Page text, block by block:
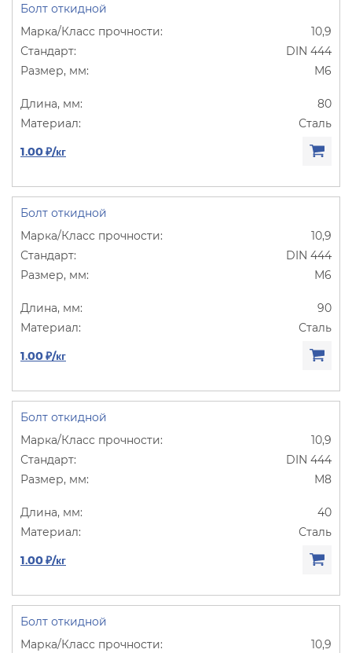
Болт откидной
10,9
DIN 444
М6
80
Сталь
1.00 ₽/кг
Болт откидной
10,9
DIN 444
М6
90
Сталь
1.00 ₽/кг
Болт откидной
10,9
DIN 444
М8
40
Сталь
1.00 ₽/кг
Болт откидной
10,9